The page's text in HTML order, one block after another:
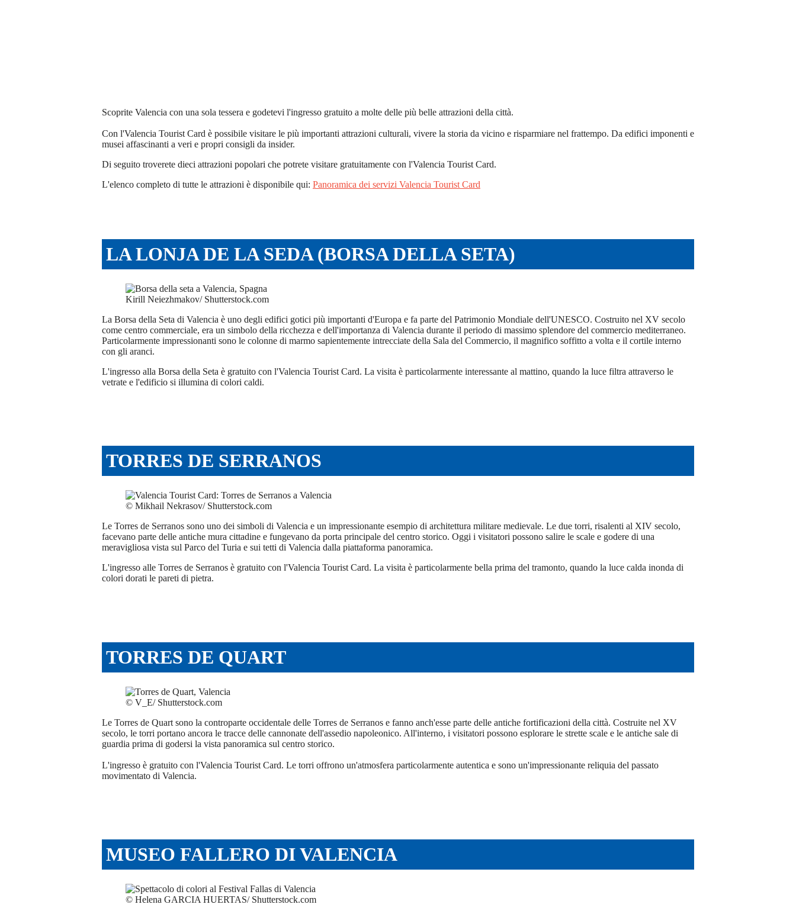
Scoprite Valencia con una sola tessera e godetevi l'ingresso gratuito a molte delle più belle attrazioni della città.
Con l'Valencia Tourist Card è possibile visitare le più importanti attrazioni culturali, vivere la storia da vicino e risparmiare nel frattempo. Da edifici imponenti e
musei affascinanti a veri e propri consigli da insider.
Di seguito troverete dieci attrazioni popolari che potrete visitare gratuitamente con l'Valencia Tourist Card.
L'elenco completo di tutte le attrazioni è disponibile qui: Panoramica dei servizi Valencia Tourist Card
LA LONJA DE LA SEDA (BORSA DELLA SETA)
Kirill Neiezhmakov/ Shutterstock.com
La Borsa della Seta di Valencia è uno degli edifici gotici più importanti d'Europa e fa parte del Patrimonio Mondiale dell'UNESCO. Costruito nel XV secolo
come centro commerciale, era un simbolo della ricchezza e dell'importanza di Valencia durante il periodo di massimo splendore del commercio mediterraneo.
Particolarmente impressionanti sono le colonne di marmo sapientemente intrecciate della Sala del Commercio, il magnifico soffitto a volta e il cortile interno
con gli aranci.
L'ingresso alla Borsa della Seta è gratuito con l'Valencia Tourist Card. La visita è particolarmente interessante al mattino, quando la luce filtra attraverso le
vetrate e l'edificio si illumina di colori caldi.
TORRES DE SERRANOS
© Mikhail Nekrasov/ Shutterstock.com
Le Torres de Serranos sono uno dei simboli di Valencia e un impressionante esempio di architettura militare medievale. Le due torri, risalenti al XIV secolo,
facevano parte delle antiche mura cittadine e fungevano da porta principale del centro storico. Oggi i visitatori possono salire le scale e godere di una
meravigliosa vista sul Parco del Turia e sui tetti di Valencia dalla piattaforma panoramica.
L'ingresso alle Torres de Serranos è gratuito con l'Valencia Tourist Card. La visita è particolarmente bella prima del tramonto, quando la luce calda inonda di
colori dorati le pareti di pietra.
TORRES DE QUART
© V_E/ Shutterstock.com
Le Torres de Quart sono la controparte occidentale delle Torres de Serranos e fanno anch'esse parte delle antiche fortificazioni della città. Costruite nel XV
secolo, le torri portano ancora le tracce delle cannonate dell'assedio napoleonico. All'interno, i visitatori possono esplorare le strette scale e le antiche sale di
guardia prima di godersi la vista panoramica sul centro storico.
L'ingresso è gratuito con l'Valencia Tourist Card. Le torri offrono un'atmosfera particolarmente autentica e sono un'impressionante reliquia del passato
movimentato di Valencia.
MUSEO FALLERO DI VALENCIA
© Helena GARCIA HUERTAS/ Shutterstock.com